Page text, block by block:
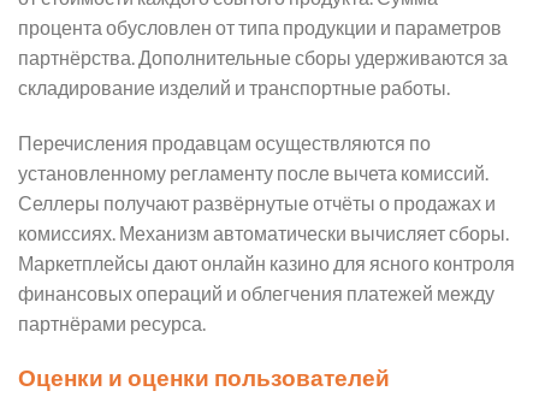
процента обусловлен от типа продукции и параметров
партнёрства. Дополнительные сборы удерживаются за
складирование изделий и транспортные работы.
Перечисления продавцам осуществляются по
установленному регламенту после вычета комиссий.
Селлеры получают развёрнутые отчёты о продажах и
комиссиях. Механизм автоматически вычисляет сборы.
Маркетплейсы дают онлайн казино для ясного контроля
финансовых операций и облегчения платежей между
партнёрами ресурса.
Оценки и оценки пользователей